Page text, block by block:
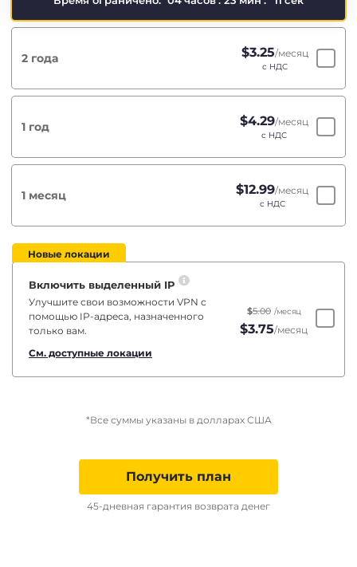
2 года $3.25/месяц
с НДС
1 год $4.29/месяц
с НДС
1 месяц $12.99/месяц
с НДС
Новые локации
Включить выделенный IP
Улучшите свои возможности VPN с
помощью IP-адреса, назначенного
только вам.
См. доступные локации
$5.00 /месяц
$3.75/месяц
*Все суммы указаны в долларах США
Получить план
45-дневная гарантия возврата денег